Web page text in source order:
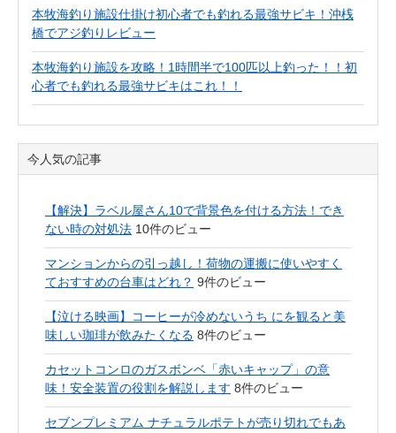
本牧海釣り施設仕掛け初心者でも釣れる最強サビキ！沖桟
橋でアジ釣りレビュー
本牧海釣り施設を攻略！1時間半で100匹以上釣った！！初
心者でも釣れる最強サビキはこれ！！
今人気の記事
【解決】ラベル屋さん10で背景色を付ける方法！でき
ない時の対処法 10件のビュー
マンションからの引っ越し！荷物の運搬に使いやすく
ておすすめの台車はどれ？ 9件のビュー
【泣ける映画】コーヒーが冷めないうち にを観ると美
味しい珈琲が飲みたくなる 8件のビュー
カセットコンロのガスボンベ「赤いキャップ」の意
味！安全装置の役割を解説します 8件のビュー
セブンプレミアム ナチュラルポテトが売り切れでもあ